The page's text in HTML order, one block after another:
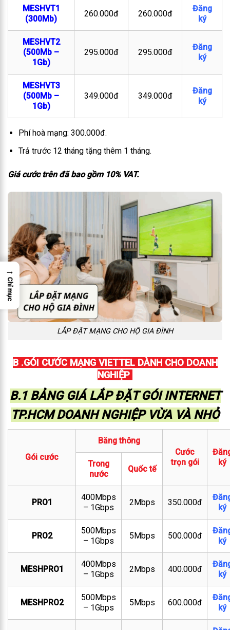
MESHVT1
(300Mb)
260.000đ 260.000đ
Đăng
ký
MESHVT2
(500Mb –
1Gb)
295.000đ 295.000đ
Đăng
ký
MESHVT3
(500Mb –
1Gb)
349.000đ 349.000đ
Đăng
ký
Phí hoà mạng: 300.000đ.
Trả trước 12 tháng tặng thêm 1 tháng.
Giá cước trên đã bao gồm 10% VAT.
LẮP ĐẶT MẠNG CHO HỘ GIA ĐÌNH
B .GÓI CƯỚC MẠNG VIETTEL DÀNH CHO DOANH
NGHIỆP
B.1 BẢNG GIÁ LẮP ĐẶT GÓI INTERNET
TP.HCM DOANH NGHIỆP VỪA VÀ NHỎ
Gói cước
Băng thông
Cước
trọn gói
ký
Trong
nước
Quốc tế
PRO1
400Mbps
– 1Gbps
2Mbps 350.000đ
ký
PRO2
500Mbps
– 1Gbps
5Mbps 500.000đ
ký
MESHPRO1
400Mbps
– 1Gbps
2Mbps 400.000đ
ký
MESHPRO2
500Mbps
– 1Gbps
5Mbps 600.000đ
ký
→
Chỉ mục